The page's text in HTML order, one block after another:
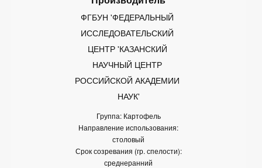
ФГБУН 'ФЕДЕРАЛЬНЫЙ
ИССЛЕДОВАТЕЛЬСКИЙ
ЦЕНТР 'КАЗАНСКИЙ
НАУЧНЫЙ ЦЕНТР
РОССИЙСКОЙ АКАДЕМИИ
НАУК'
Группа: Картофель
Направление использования:
столовый
Срок созревания (гр. спелости):
среднеранний